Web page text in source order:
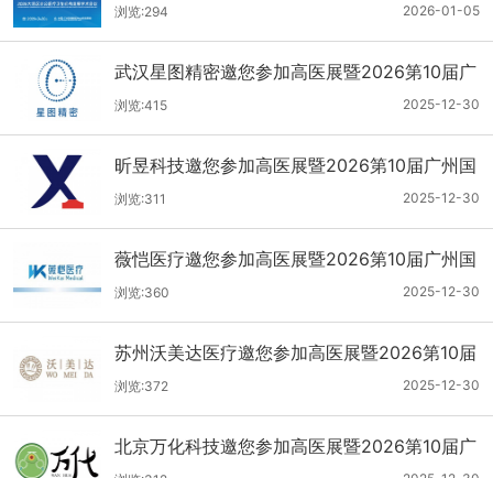
2026-01-05
浏览:294
武汉星图精密邀您参加高医展暨2026第10届广
州国际医疗器械设计与制造技术展
2025-12-30
浏览:415
昕昱科技邀您参加高医展暨2026第10届广州国
际医疗器械设计与制造技术展
2025-12-30
浏览:311
薇恺医疗邀您参加高医展暨2026第10届广州国
际医疗器械设计与制造技术展
2025-12-30
浏览:360
苏州沃美达医疗邀您参加高医展暨2026第10届
广州国际医疗器械设计与制造技术展
2025-12-30
浏览:372
北京万化科技邀您参加高医展暨2026第10届广